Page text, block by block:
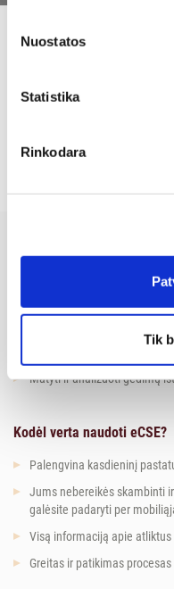
Nuostatos
Statistika
Rinkodara
Tik
eCSE - tai komercinių
Jūsų telefone
Stebėti pastate užfiksuotus
Matyti ir analizuoti gedimų
Kodėl verta naudoti eCSE?
Palengvina kasdieninį
Jums nebereikės skambinti
galėsite padaryti per
Visą informaciją apie
Greitas ir patikimas